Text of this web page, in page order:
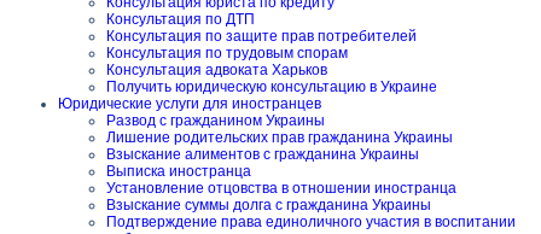
Консультация по ДТП
Консультация по защите прав потребителей
Консультация по трудовым спорам
Консультация адвоката Харьков
Получить юридическую консультацию в Украине
Юридические услуги для иностранцев
Развод с гражданином Украины
Лишение родительских прав гражданина Украины
Взыскание алиментов с гражданина Украины
Выписка иностранца
Установление отцовства в отношении иностранца
Взыскание суммы долга с гражданина Украины
Подтверждение права единоличного участия в воспитании